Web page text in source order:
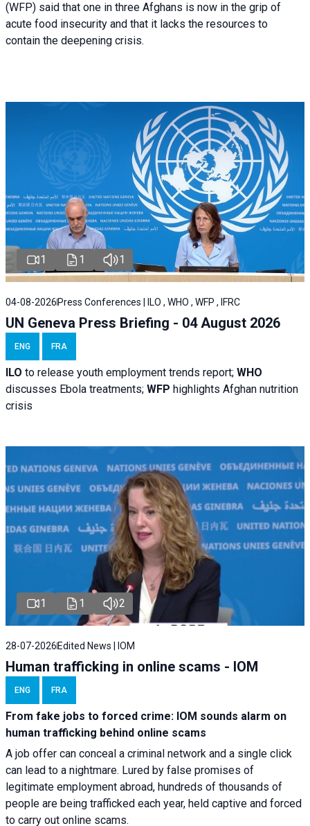
(WFP) said that one in three Afghans is now in the grip of
acute food insecurity and that it lacks the resources to
contain the deepening crisis.
1 1 1
04-08-2026 Press Conferences | ILO , WHO , WFP , IFRC
UN Geneva Press Briefing - 04 August 2026
ENG FRA
ILO to release youth employment trends report; WHO
discusses Ebola treatments; WFP highlights Afghan nutrition
crisis
1 1 2
28-07-2026 Edited News | IOM
Human trafficking in online scams - IOM
ENG FRA
From fake jobs to forced crime: IOM sounds alarm on
human trafficking behind online scams
A job offer can conceal a criminal network and a single click
can lead to a nightmare. Lured by false promises of
legitimate employment abroad, hundreds of thousands of
people are being trafficked each year, held captive and forced
to carry out online scams.